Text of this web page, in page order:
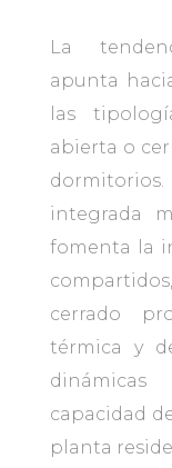
La
apunta
las
abierta o
integrada
fomenta la
cerrado
térmica y
dinámicas
capacidad
planta